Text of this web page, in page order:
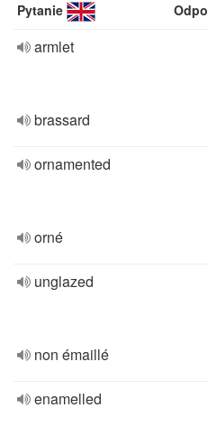
Pytanie
armlet
brassard
ornamented
orné
unglazed
non émaillé
enamelled